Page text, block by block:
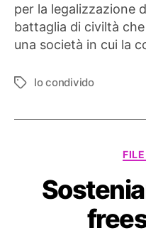
per la legalizzazione
battaglia di civiltà
una società in cui la
Tag Io condivido